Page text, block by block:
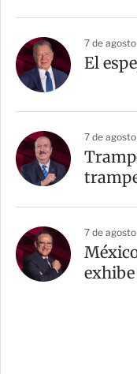
7 de
El
7 de
7 de
exhibe